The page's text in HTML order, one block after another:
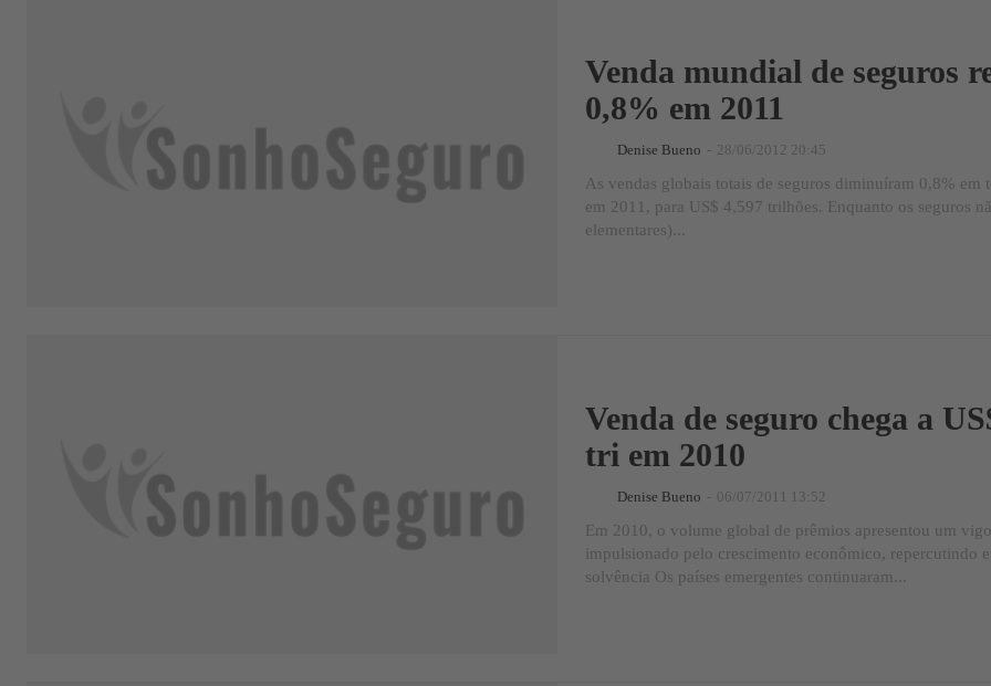
Venda mundial de seguros
0,8% em 2011
Denise Bueno - 28/06/2012 20:45
As vendas globais totais de seguros diminuíram 0,8% em
em 2011, para US$ 4,597 trilhões. Enquanto os seguros
elementares)...
Venda de seguro chega a
tri em 2010
Denise Bueno - 06/07/2011 13:52
Em 2010, o volume global de prêmios apresentou um
impulsionado pelo crescimento econômico, repercutindo
solvência Os países emergentes continuaram...